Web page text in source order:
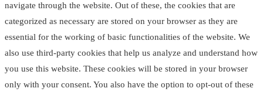
navigate through the website. Out of these, the cookies that are
categorized as necessary are stored on your browser as they are
essential for the working of basic functionalities of the website. We
also use third-party cookies that help us analyze and understand how
you use this website. These cookies will be stored in your browser
only with your consent. You also have the option to opt-out of these